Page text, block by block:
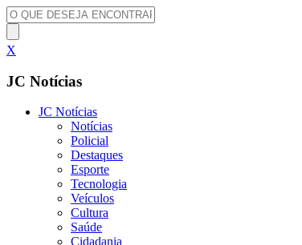
X
JC Notícias
JC Notícias
Notícias
Policial
Destaques
Esporte
Tecnologia
Veículos
Cultura
Saúde
Cidadania